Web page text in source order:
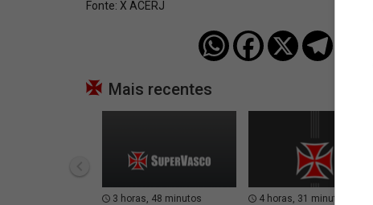
Fonte: X ACERJ
Mais recentes
3 horas, 48 minutos 4 horas, 31 minutos